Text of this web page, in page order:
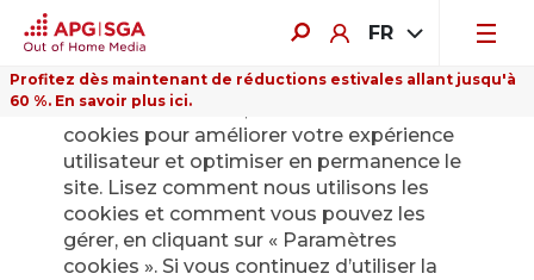
FR
Profitez dès maintenant de réductions estivales allant jusqu'à
60 %. En savoir plus ici.
Retour
Sur ce site Internet, nous utilisons des
cookies pour améliorer votre expérience
utilisateur et optimiser en permanence le
site. Lisez comment nous utilisons les
cookies et comment vous pouvez les
gérer, en cliquant sur « Paramètres
cookies ». Si vous continuez d’utiliser la